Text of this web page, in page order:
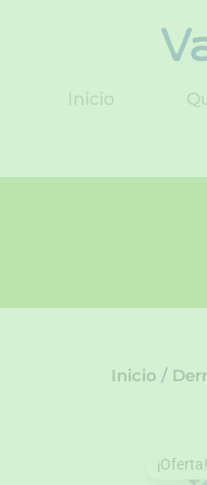
Inicio
Inicio /
¡Oferta!